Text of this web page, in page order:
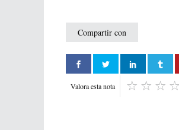
Compartir con
Valora esta nota